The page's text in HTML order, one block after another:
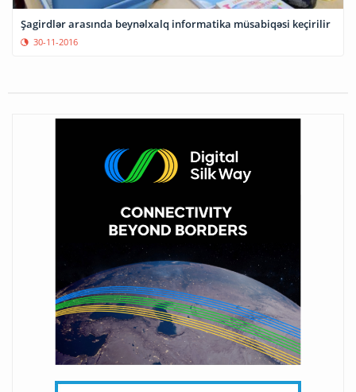
Şagirdlər arasında beynəlxalq informatika müsabiqəsi keçirilir
30-11-2016